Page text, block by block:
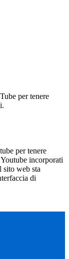
per tenere
per tenere
incorporati
sito web sta
di